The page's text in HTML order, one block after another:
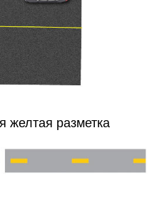
желтая разметка